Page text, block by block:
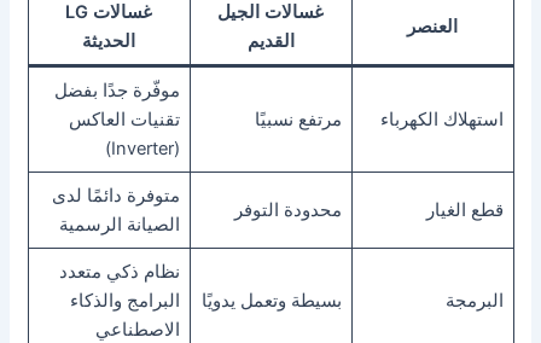
العنصر
غسالات الجيل
القديم
غسالات LG
الحديثة
استهلاك الكهرباء مرتفع نسبيًا
موفّرة جدًا بفضل
تقنيات العاكس
(Inverter)
قطع الغيار محدودة التوفر
متوفرة دائمًا لدى
الصيانة الرسمية
البرمجة بسيطة وتعمل يدويًا
نظام ذكي متعدد
البرامج والذكاء
الاصطناعي